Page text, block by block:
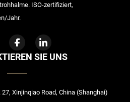
ISO-zertifiziert,
Jahr.
SIE UNS
Xinjinqiao Road, China (Shanghai)